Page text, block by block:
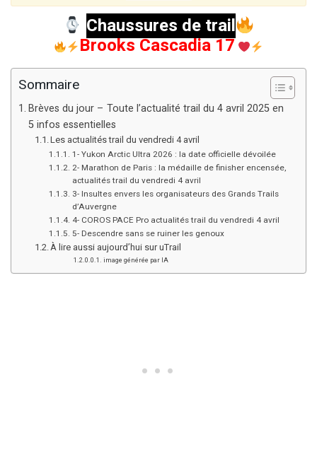
Chaussures de trail
Brooks Cascadia 17
Sommaire
Brèves du jour – Toute l’actualité trail du 4 avril 2025 en
5 infos essentielles
Les actualités trail du vendredi 4 avril
1- Yukon Arctic Ultra 2026 : la date officielle dévoilée
2- Marathon de Paris : la médaille de finisher encensée,
actualités trail du vendredi 4 avril
3- Insultes envers les organisateurs des Grands Trails
d’Auvergne
4- COROS PACE Pro actualités trail du vendredi 4 avril
5- Descendre sans se ruiner les genoux
À lire aussi aujourd’hui sur uTrail
image générée par IA